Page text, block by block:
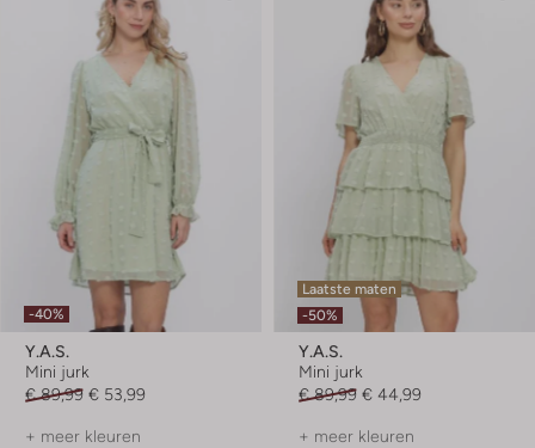
-40%
Y.a.s.
Mini jurk
€ 89,99 € 53,99
+ meer kleuren
Laatste maten
-50%
Y.a.s.
Mini jurk
€ 89,99 € 44,99
+ meer kleuren